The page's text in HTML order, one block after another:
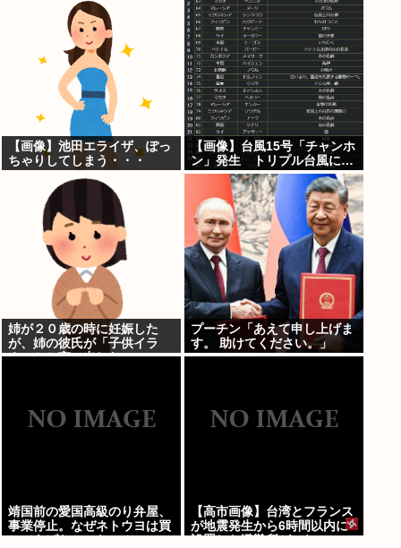
【画像】池田エライザ、ぽっ
ちゃりしてしまう・・・
【画像】台風15号「チャンホ
ン」発生 トリプル台風に…
姉が２０歳の時に妊娠した
が、姉の彼氏が「子供イラ
ネ」とか言い出した
プーチン「あえて申し上げま
す。 助けてください。」
靖国前の愛国高級のり弁屋、
事業停止。なぜネトウヨは買
【高市画像】台湾とフランス
が地震発生から6時間以内に